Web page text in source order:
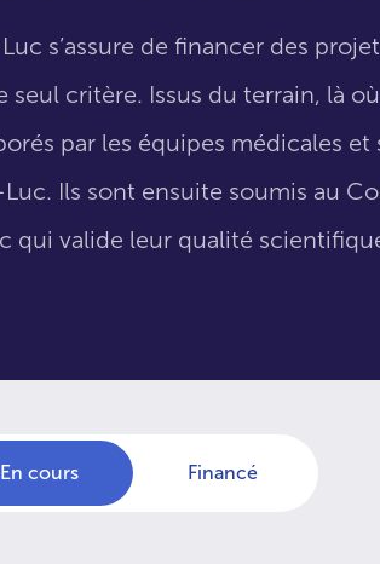
s’assure de financer des
seul critère. Issus du terrain, là
par les équipes médicales
Ils sont ensuite soumis au
qui valide leur qualité
En cours Financé